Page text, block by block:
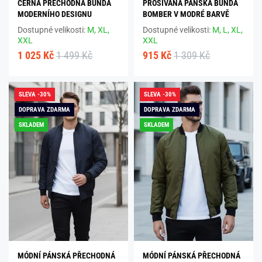
ČERNÁ PŘECHODNÁ BUNDA
MODERNÍHO DESIGNU
Dostupné velikosti: M,XL,
XXL
1 025 Kč 1 499 Kč
PROŠÍVANÁ PÁNSKÁ BUNDA
BOMBER V MODRÉ BARVĚ
Dostupné velikosti: M, L,XL,
XXL
915 Kč 1 309 Kč
SLEVA -30%
DOPRAVA ZDARMA
SKLADEM
MÓDNÍ PÁNSKÁ PŘECHODNÁ
SLEVA -30%
DOPRAVA ZDARMA
SKLADEM
MÓDNÍ PÁNSKÁ PŘECHODNÁ